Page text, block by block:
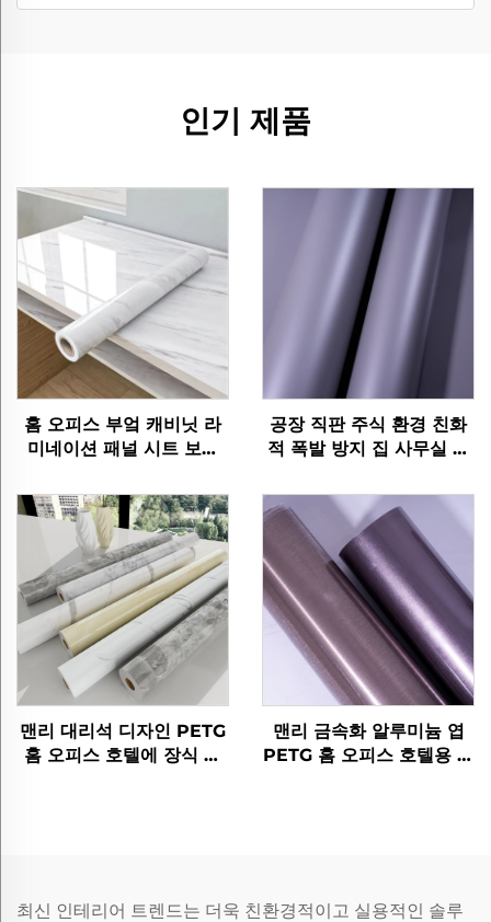
인기 제품
홈 오피스 부엌 캐비닛 라
미네이션 패널 시트 보호
공장 직판 주식 환경 친화
적 폭발 방지 집 사무실 호
곡물 필름
맨리 대리석 디자인 PETG
홈 오피스 호텔에 장식 가
맨리 금속화 알루미늄 엽
PETG 홈 오피스 호텔용 장
최신 인테리어 트렌드는 더욱 친환경적이고 실용적인 솔루